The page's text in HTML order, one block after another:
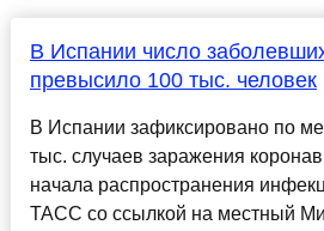
В Испании число
превысило 100 тыс. человек
В Испании зафиксировано по
тыс. случаев заражения
начала распространения
ТАСС со ссылкой на местный